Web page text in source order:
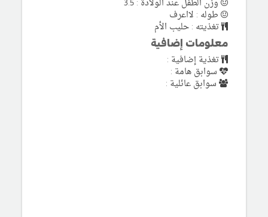
وزن الطفل عند الولادة : 3.5
طوله : لااعرف
تغذيته : حليب الأم
معلومات إضافية
تغذية إضافية :
سوابق هامة :
سوابق عائلية :